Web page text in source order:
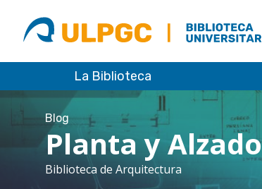
ULPGC
Biblioteca
ULPGC
La Biblioteca
Blog
Planta y Alzado
Biblioteca de Arquitectura